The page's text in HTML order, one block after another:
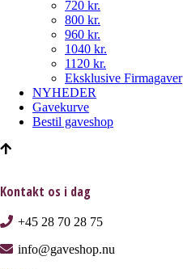
720 kr.
800 kr.
960 kr.
1040 kr.
1120 kr.
Eksklusive Firmagaver
NYHEDER
Gavekurve
Bestil gaveshop
Kontakt os i dag
+45 28 70 28 75
info@gaveshop.nu